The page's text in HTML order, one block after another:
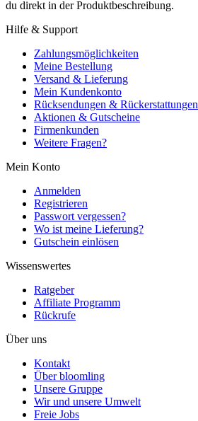
du direkt in der Produktbeschreibung.
Hilfe & Support
Zahlungsmöglichkeiten
Meine Bestellung
Versand & Lieferung
Mein Kundenkonto
Rücksendungen & Rückerstattungen
Aktionen & Gutscheine
Firmenkunden
Weitere Fragen?
Mein Konto
Anmelden
Registrieren
Passwort vergessen?
Wo ist meine Lieferung?
Gutschein einlösen
Wissenswertes
Ratgeber
Affiliate Programm
Rückrufe
Über uns
Kontakt
Über bloomling
Unsere Gruppe
Wir und unsere Umwelt
Freie Jobs